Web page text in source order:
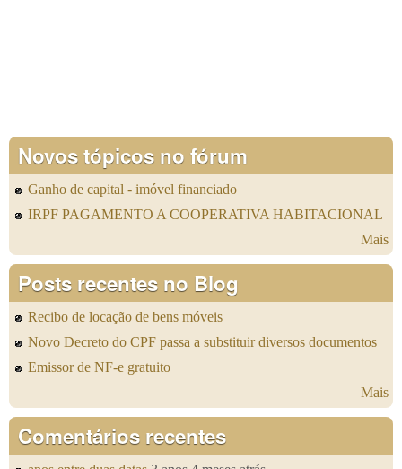
Novos tópicos no fórum
Ganho de capital - imóvel financiado
IRPF PAGAMENTO A COOPERATIVA HABITACIONAL
Mais
Posts recentes no Blog
Recibo de locação de bens móveis
Novo Decreto do CPF passa a substituir diversos documentos
Emissor de NF-e gratuito
Mais
Comentários recentes